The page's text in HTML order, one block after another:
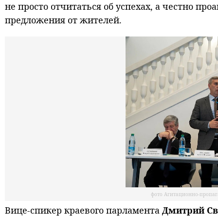
не просто отчитаться об успехах, а честно
предложения от жителей.
фото Агитационно-
Вице-спикер краевого парламента Дмитрий